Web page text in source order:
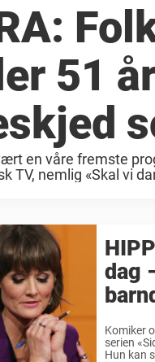
51
en våre fremste
TV, nemlig «Skal vi
dag
Komiker
serien
Hun kan